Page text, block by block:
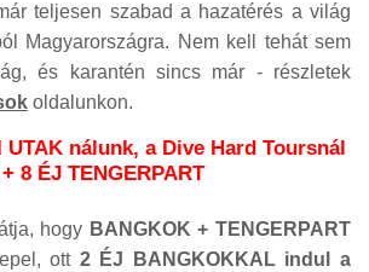
teljesen szabad a hazatérés a világ
Magyarországra. Nem kell tehát sem
és karantén sincs már - részletek
oldalunkon.
UTAK nálunk, a Dive Hard Toursnál
8 ÉJ TENGERPART
hogy BANGKOK + TENGERPART
ott 2 ÉJ BANGKOKKAL indul a